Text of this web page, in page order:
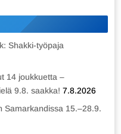
Shakki-työpaja
14 joukkuetta –
9.8. saakka! 7.8.2026
Samarkandissa 15.–28.9.